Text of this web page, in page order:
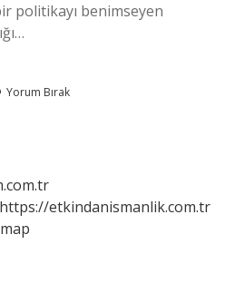
politikayı benimseyen
Yorum Bırak
https://etkindanismanlik.com.tr